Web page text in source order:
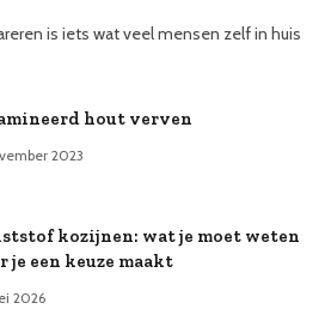
is iets wat veel mensen zelf in huis
hout verven
2023
kozijnen: wat je moet weten
je een keuze maakt
2026